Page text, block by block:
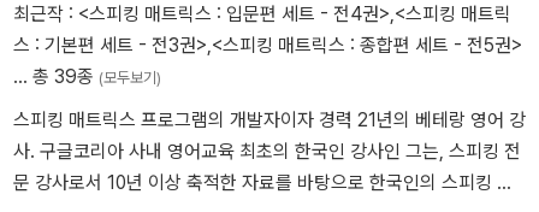
치고 현재 California 소재 사립대학교에서 근무하고 있다. 저서> 『스
피킹 매트릭스: 30초 영어 말하기』(길벗이지톡) 『스피킹 매트릭스: 1
분/2분/3분 영어 말하기』(이지톡, 김태윤 저) 집필 참여
최근작 : <스피킹 매트릭스 : 입문편 세트 - 전4권> <스피킹 매트릭
스 : 기본편 세트 - 전3권> <스피킹 매트릭스 : 종합편 세트 - 전5권>
… 총 39종 (모두보기)
스피킹 매트릭스 프로그램의 개발자이자 경력 21년의 베테랑 영어 강
사. 구글코리아 사내 영어교육 최초의 한국인 강사인 그는, 스피킹 전
문 강사로서 10년 이상 축적한 자료를 바탕으로 한국인의 스피킹 메